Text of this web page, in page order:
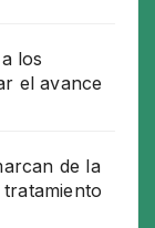
los
el avance
de la